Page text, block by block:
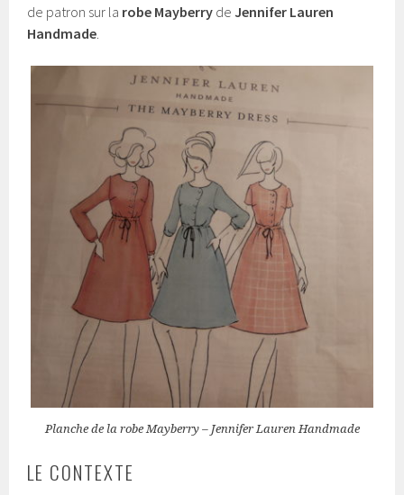
de patron sur la robe Mayberry deJennifer Lauren
Handmade.
Planche de la robe Mayberry – Jennifer Lauren Handmade
LE CONTEXTE